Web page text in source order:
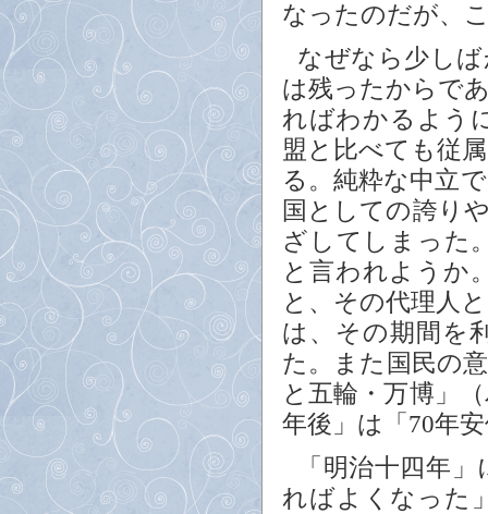
なったのだが、
なぜなら少し
は残ったからで
ればわかるよう
盟と比べても従
る。純粋な中立
国としての誇り
ざしてしまった
と言われようか
と、その代理人
は、その期間を
た。また国民の
と五輪・万博」
年後」は「70年
「明治十四年
ればよくなった